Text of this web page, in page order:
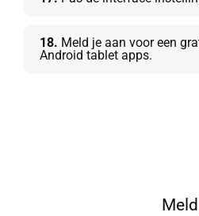
18. Meld je aan voor een
Android tablet apps.